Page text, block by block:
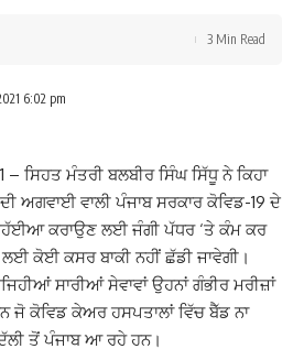
6:02 pm
3 Min Read
ਸਿਹਤ ਮੰਤਰੀ ਬਲਬੀਰ ਸਿੰਘ ਸਿੱਧੂ ਨੇ ਕਿਹਾ
ਅਗਵਾਈ ਵਾਲੀ ਪੰਜਾਬ ਸਰਕਾਰ ਕੋਵਿਡ-19 ਦੇ
ਕਰਾਉਣ ਲਈ ਜੰਗੀ ਪੱਧਰ ‘ਤੇ ਕੰਮ ਕਰ
ਕੋਈ ਕਸਰ ਬਾਕੀ ਨਹੀਂ ਛੱਡੀ ਜਾਵੇਗੀ।
ਸਾਰੀਆਂ ਸੇਵਾਵਾਂ ਉਹਨਾਂ ਗੰਭੀਰ ਮਰੀਜ਼ਾਂ
ਜੋ ਕੋਵਿਡ ਕੇਅਰ ਹਸਪਤਾਲਾਂ ਵਿੱਚ ਬੈੱਡ ਨਾ
ਤੋਂ ਪੰਜਾਬ ਆ ਰਹੇ ਹਨ।